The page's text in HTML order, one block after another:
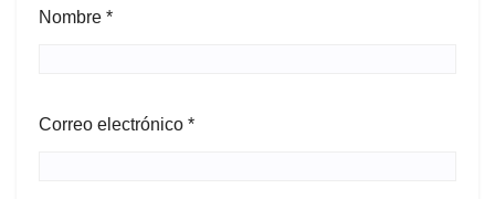
Nombre *
Correo electrónico *